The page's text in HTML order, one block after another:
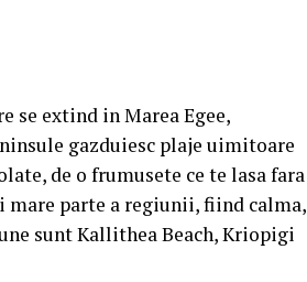
se extind in Marea Egee,
gazduiesc plaje uimitoare
de o frumusete ce te lasa fara
parte a regiunii, fiind calma,
sunt Kallithea Beach, Kriopigi